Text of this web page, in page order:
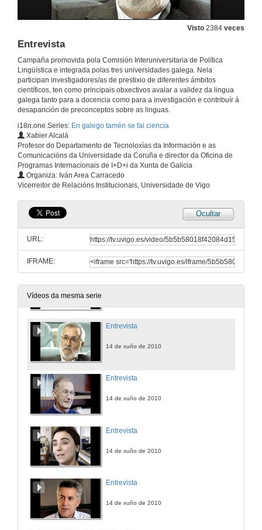
Visto 2384 veces
Entrevista
Campaña promovida pola Comisión Interuniversitaria de Política
Lingüística e integrada polas tres universidades galega. Nela
participan investigadores/as de prestixio de diferentes ámbitos
científicos, ten como principais obxectivos avalar a validez da lingua
galega tanto para a docencia como para a investigación e contribuír á
desaparición de preconceptos sobre as linguas.
i18n.one.Series: En galego tamén se fai ciencia
Xabier Alcalá
Profesor do Departamento de Tecnoloxías da Información e as
Comunicacións da Universidade da Coruña e director da Oficina de
Programas Internacionais de I+D+i da Xunta de Galicia
Organiza: Iván Area Carracedo
Vicerreitor de Relacións Institucionais, Universidade de Vigo
Ocultar
URL:
IFRAME:
Vídeos da mesma serie
Spot promocional
Entrevista
14 de xuño de 2010
Entrevista
14 de xuño de 2010
Entrevista
14 de xuño de 2010
Entrevista
14 de xuño de 2010